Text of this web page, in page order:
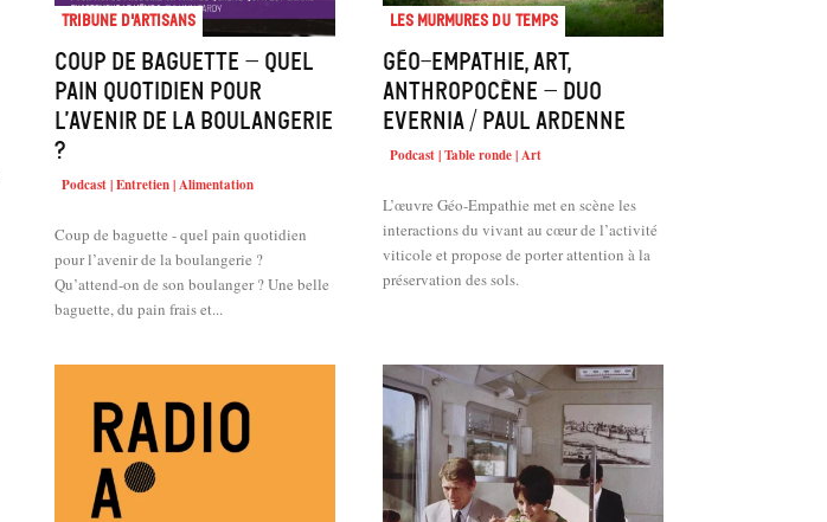
Tribune d'artisans
Coup de baguette – Quel
pain quotidien pour
l’avenir de la boulangerie
?
Podcast | Entretien | Alimentation
Coup de baguette - quel pain quotidien
pour l’avenir de la boulangerie ?
Qu’attend-on de son boulanger ? Une belle
baguette, du pain frais et...
Les murmures du temps
Géo-empathie, art,
anthropocène – Duo
Evernia / Paul Ardenne
Podcast | Table ronde | Art
L’œuvre Géo-Empathie met en scène les
interactions du vivant au cœur de l’activité
viticole et propose de porter attention à la
préservation des sols.